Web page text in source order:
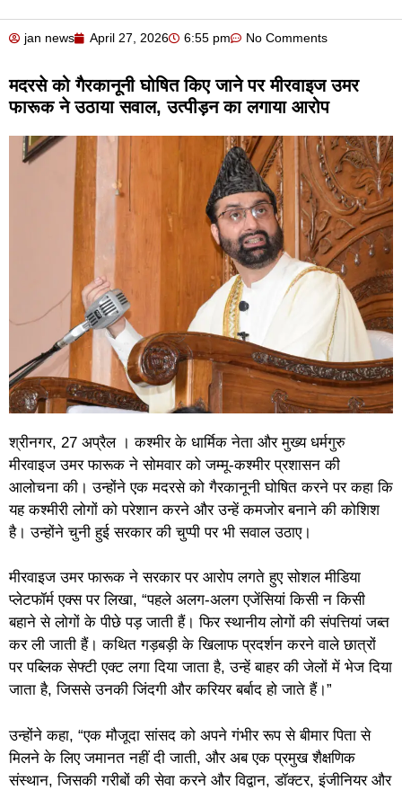
jan news April 27, 2026 6:55 pm No Comments
मदरसे को गैरकानूनी घोषित किए जाने पर मीरवाइज उमर
फारूक ने उठाया सवाल, उत्पीड़न का लगाया आरोप
श्रीनगर, 27 अप्रैल । कश्मीर के धार्मिक नेता और मुख्य धर्मगुरु
मीरवाइज उमर फारूक ने सोमवार को जम्मू-कश्मीर प्रशासन की
आलोचना की। उन्होंने एक मदरसे को गैरकानूनी घोषित करने पर कहा कि
यह कश्मीरी लोगों को परेशान करने और उन्हें कमजोर बनाने की कोशिश
है। उन्होंने चुनी हुई सरकार की चुप्पी पर भी सवाल उठाए।
मीरवाइज उमर फारूक ने सरकार पर आरोप लगते हुए सोशल मीडिया
प्लेटफॉर्म एक्स पर लिखा, “पहले अलग-अलग एजेंसियां किसी न किसी
बहाने से लोगों के पीछे पड़ जाती हैं। फिर स्थानीय लोगों की संपत्तियां जब्त
कर ली जाती हैं। कथित गड़बड़ी के खिलाफ प्रदर्शन करने वाले छात्रों
पर पब्लिक सेफ्टी एक्ट लगा दिया जाता है, उन्हें बाहर की जेलों में भेज दिया
जाता है, जिससे उनकी जिंदगी और करियर बर्बाद हो जाते हैं।”
उन्होंने कहा, “एक मौजूदा सांसद को अपने गंभीर रूप से बीमार पिता से
मिलने के लिए जमानत नहीं दी जाती, और अब एक प्रमुख शैक्षणिक
संस्थान, जिसकी गरीबों की सेवा करने और विद्वान, डॉक्टर, इंजीनियर और